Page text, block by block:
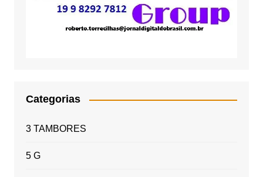
Categorias
3 TAMBORES
5 G